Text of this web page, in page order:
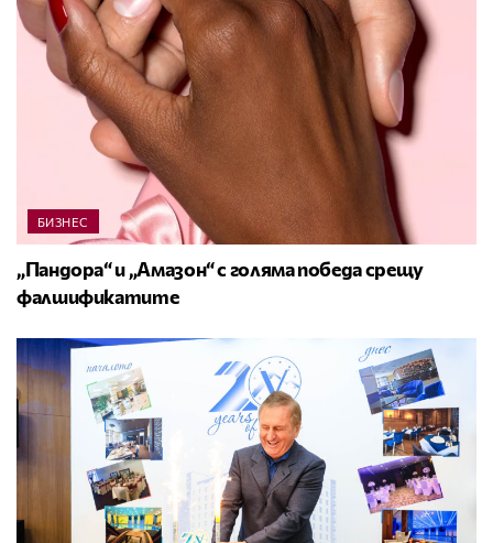
БИЗНЕС
„Пандора“ и „Амазон“ с голяма победа срещу
фалшификатите